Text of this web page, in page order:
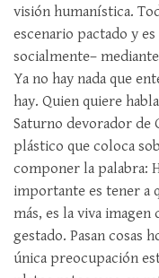
visión humanística.
escenario pactado y
socialmente–
Ya no hay nada que
hay. Quien quiere
Saturno devorador de
plástico que coloca
componer la palabra:
importante es tener a
más, es la viva imagen
gestado. Pasan cosas
única preocupación